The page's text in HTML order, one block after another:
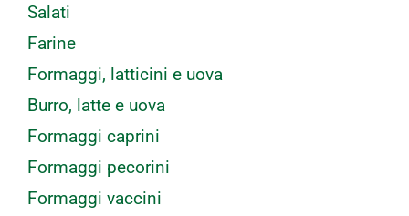
Salati
Farine
Formaggi, latticini e uova
Burro, latte e uova
Formaggi caprini
Formaggi pecorini
Formaggi vaccini